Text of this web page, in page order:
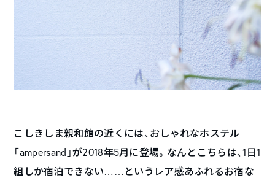
こしきしま親和館の近くには、おしゃれなホステル
「ampersand」が2018年5月に登場。なんとこちらは、1日1
組しか宿泊できない……というレア感あふれるお宿な